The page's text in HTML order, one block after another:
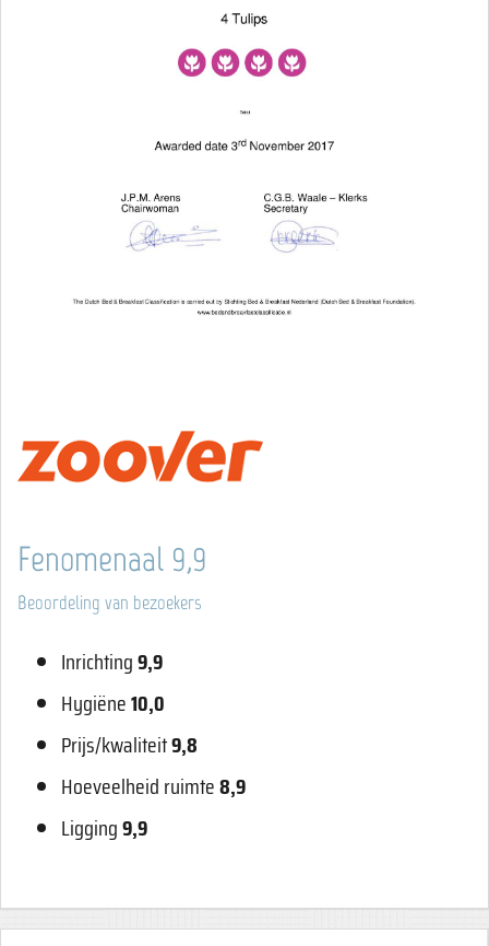
Fenomenaal 9,9
Beoordeling van bezoekers
Inrichting9,9
Hygiëne10,0
Prijs/kwaliteit9,8
Hoeveelheid ruimte8,9
Ligging9,9